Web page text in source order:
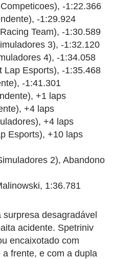
-1:22.366
-1:29.924
Team), -1:30.589
3), -1:32.120
4), -1:34.058
Lap Esports), -1:35.468
-1:41.301
+1 laps
+4 laps
+4 laps
Esports), +10 laps
2), Abandono
1:36.781
desagradável
acidente. Spetriniv
encaixotado com
frente, e com a dupla